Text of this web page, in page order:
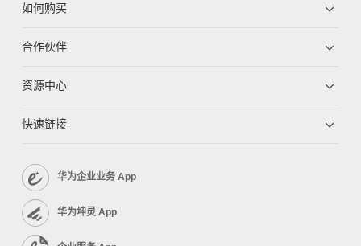
如何购买
合作伙伴
资源中心
快速链接
华为企业业务 App
华为坤灵 App